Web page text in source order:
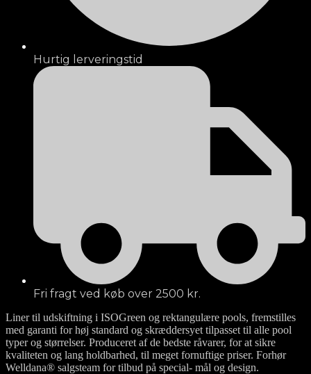
Hurtig lerveringstid
Fri fragt ved køb over 2500 kr.
Liner til udskiftning i ISOGreen og rektangulære pools, fremstilles
med garanti for høj standard og skræddersyet tilpasset til alle pool
typer og størrelser. Produceret af de bedste råvarer, for at sikre
kvaliteten og lang holdbarhed, til meget fornuftige priser. Forhør
Welldana® salgsteam for tilbud på special- mål og design.